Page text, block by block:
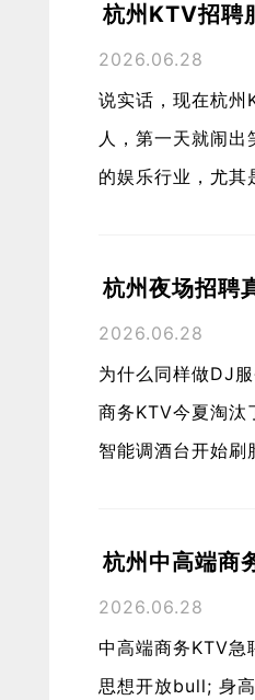
杭州KTV招聘
2026.06.28
说实话，现在杭州
人，第一天就闹
的娱乐行业，尤其
杭州夜场招聘
2026.06.28
为什么同样做DJ
商务KTV今夏淘
智能调酒台开始刷
杭州中高端
2026.06.28
中高端商务KTV
思想开放bull; 身